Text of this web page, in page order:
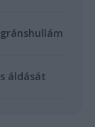
áldását